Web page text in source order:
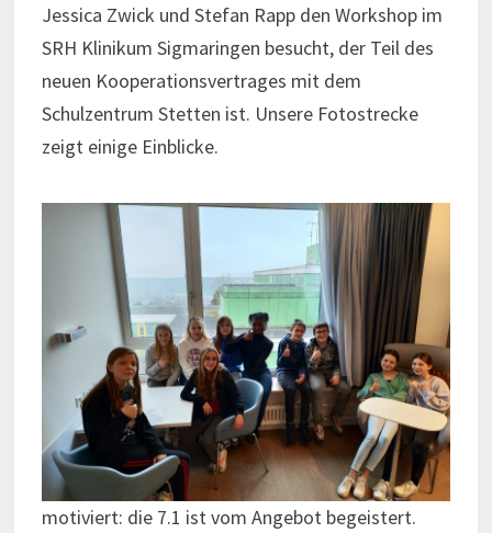
Jessica Zwick und Stefan Rapp den Workshop im
SRH Klinikum Sigmaringen besucht, der Teil des
neuen Kooperationsvertrages mit dem
Schulzentrum Stetten ist. Unsere Fotostrecke
zeigt einige Einblicke.
motiviert: die 7.1 ist vom Angebot begeistert.